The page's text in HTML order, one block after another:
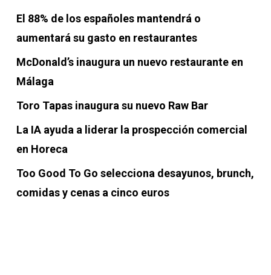
El 88% de los españoles mantendrá o
aumentará su gasto en restaurantes
McDonald’s inaugura un nuevo restaurante en
Málaga
Toro Tapas inaugura su nuevo Raw Bar
La IA ayuda a liderar la prospección comercial
en Horeca
Too Good To Go selecciona desayunos, brunch,
comidas y cenas a cinco euros